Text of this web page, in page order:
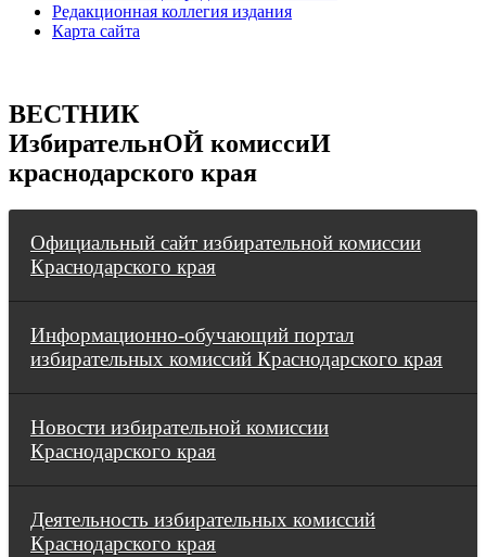
Редакционная коллегия издания
Карта сайта
ВЕСТНИК
ИзбирательнОЙ комиссиИ
краснодарского края
Официальный сайт избирательной комиссии
Краснодарского края
Информационно-обучающий портал
избирательных комиссий Краснодарского края
Новости избирательной комиссии
Краснодарского края
Деятельность избирательных комиссий
Краснодарского края